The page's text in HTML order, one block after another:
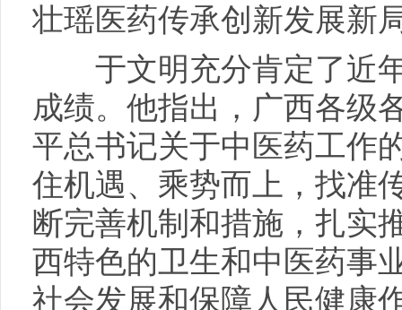
壮瑶医药传承创新发展新
于文明充分肯定了近年
成绩。他指出，广西各级
平总书记关于中医药工作
住机遇、乘势而上，找准
断完善机制和措施，扎实
西特色的卫生和中医药事
社会发展和保障人民健康